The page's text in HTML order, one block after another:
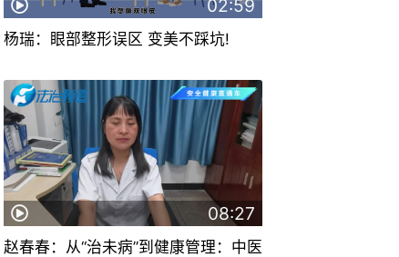
02:59
杨瑞：眼部整形误区 变美不踩坑!
08:27
赵春春：从“治未病”到健康管理：中医